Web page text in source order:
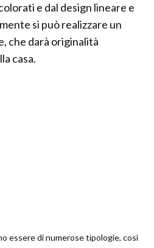
e dal design lineare e
si può realizzare un
che darà originalità
casa.
essere di numerose tipologie, così